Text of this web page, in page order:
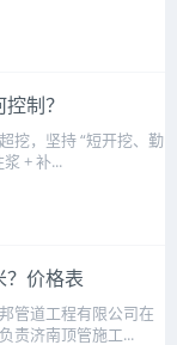
制？
挖，坚持 “短开挖、勤
+ 补...
？价格表
管道工程有限公司在
责济南顶管施工...